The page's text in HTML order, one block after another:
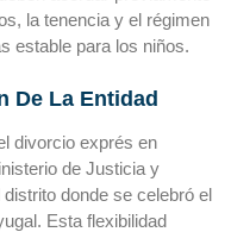
la tenencia y el régimen
estable para los niños.
De La Entidad
divorcio exprés en
de Justicia y
donde se celebró el
Esta flexibilidad